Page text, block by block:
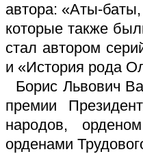
автора: «Аты-
которые также
стал автором
и «История рода
Борис Львович
премии
народов,
орденами